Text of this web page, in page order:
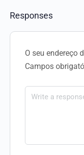
Responses
O seu endereço
Campos